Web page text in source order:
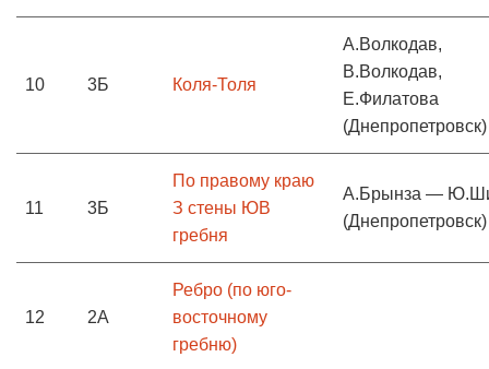
10 3Б Коля-Толя
А.Волкодав,
В.Волкодав,
Е.Филатова
(Днепропетровск)
11 3Б
По правому краю
З стены ЮВ
гребня
А.Брынза —
(Днепропетровск)
12 2А
Ребро (по юго-
восточному
гребню)